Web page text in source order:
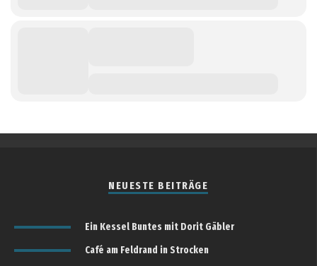
NEUESTE BEITRÄGE
Ein Kessel Buntes mit Dorit Gäbler
Café am Feldrand in Strocken